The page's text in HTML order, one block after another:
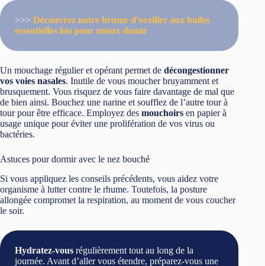
>>> Découvrez notre brume d’oreiller aux huiles
essentielles bio pour mieux domir
Un mouchage régulier et opérant permet de décongestionner
vos voies nasales. Inutile de vous moucher bruyamment et
brusquement. Vous risquez de vous faire davantage de mal que
de bien ainsi. Bouchez une narine et soufflez de l’autre tour à
tour pour être efficace. Employez des mouchoirs en papier à
usage unique pour éviter une prolifération de vos virus ou
bactéries.
Astuces pour dormir avec le nez bouché
Si vous appliquez les conseils précédents, vous aidez votre
organisme à lutter contre le rhume. Toutefois, la posture
allongée compromet la respiration, au moment de vous coucher
le soir.
Hydratez-vous régulièrement tout au long de la
journée. Avant d’aller vous étendre, préparez-vous une